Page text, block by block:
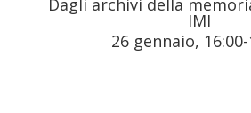
Dagli archivi della
IMI
26 gennaio, 16:00